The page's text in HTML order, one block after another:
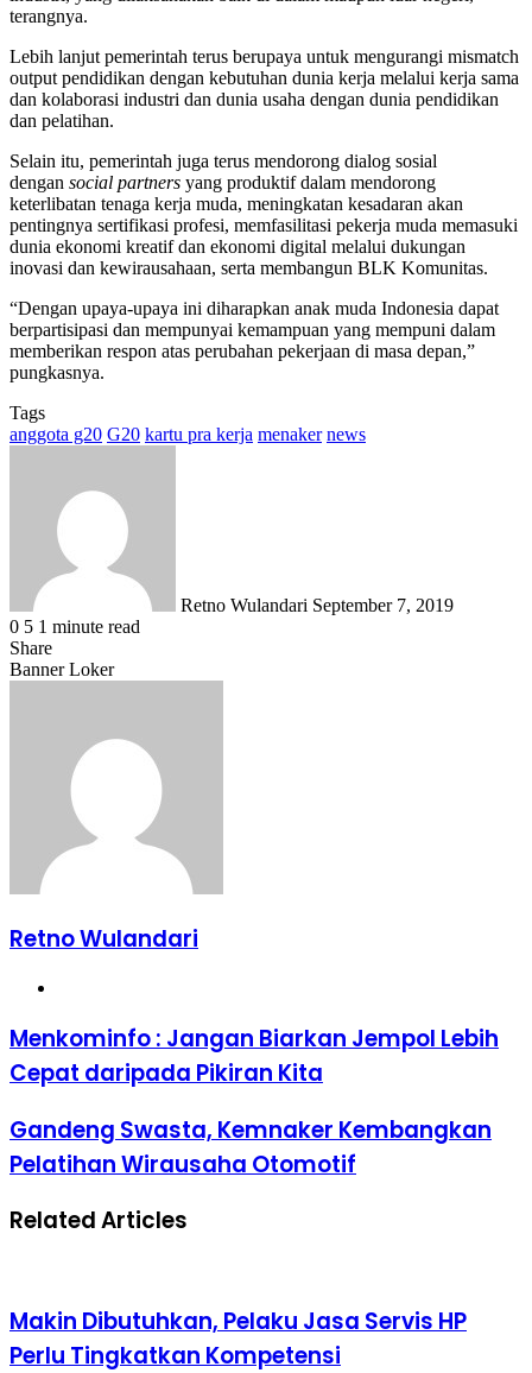
terangnya.
Lebih lanjut pemerintah terus berupaya untuk mengurangi mismatch
output pendidikan dengan kebutuhan dunia kerja melalui kerja sama
dan kolaborasi industri dan dunia usaha dengan dunia pendidikan
dan pelatihan.
Selain itu, pemerintah juga terus mendorong dialog sosial
dengan social partners yang produktif dalam mendorong
keterlibatan tenaga kerja muda, meningkatan kesadaran akan
pentingnya sertifikasi profesi, memfasilitasi pekerja muda memasuki
dunia ekonomi kreatif dan ekonomi digital melalui dukungan
inovasi dan kewirausahaan, serta membangun BLK Komunitas.
“Dengan upaya-upaya ini diharapkan anak muda Indonesia dapat
berpartisipasi dan mempunyai kemampuan yang mempuni dalam
memberikan respon atas perubahan pekerjaan di masa depan,”
pungkasnya.
Tags
anggota g20 G20 kartu pra kerja menaker news
Retno Wulandari September 7, 2019
0 5 1 minute read
Share
Facebook
X
LinkedIn
WhatsApp
Share
Banner Loker
Retno Wulandari
Menkominfo
:
Jangan
Lebih
Cepat
daripada
Kita
Menkominfo : Jangan Biarkan Jempol Lebih
Cepat daripada Pikiran Kita
Gandeng
Swasta,
Kemnaker
Pelatihan
Wirausaha
Gandeng Swasta, Kemnaker Kembangkan
Pelatihan Wirausaha Otomotif
Related Articles
Makin Dibutuhkan, Pelaku Jasa Servis HP
Perlu Tingkatkan Kompetensi